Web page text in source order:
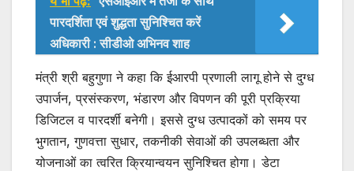
पारदर्शिता एवं शुद्धता सुनिश्चित करें
अधिकारी : सीडीओ अभिनव शाह
मंत्री श्री बहुगुणा ने कहा कि ईआरपी प्रणाली लागू होने से दुग्ध
उपार्जन, प्रसंस्करण, भंडारण और विपणन की पूरी प्रक्रिया
डिजिटल व पारदर्शी बनेगी। इससे दुग्ध उत्पादकों को समय पर
भुगतान, गुणवत्ता सुधार, तकनीकी सेवाओं की उपलब्धता और
योजनाओं का त्वरित क्रियान्वयन सुनिश्चित होगा। डेटा